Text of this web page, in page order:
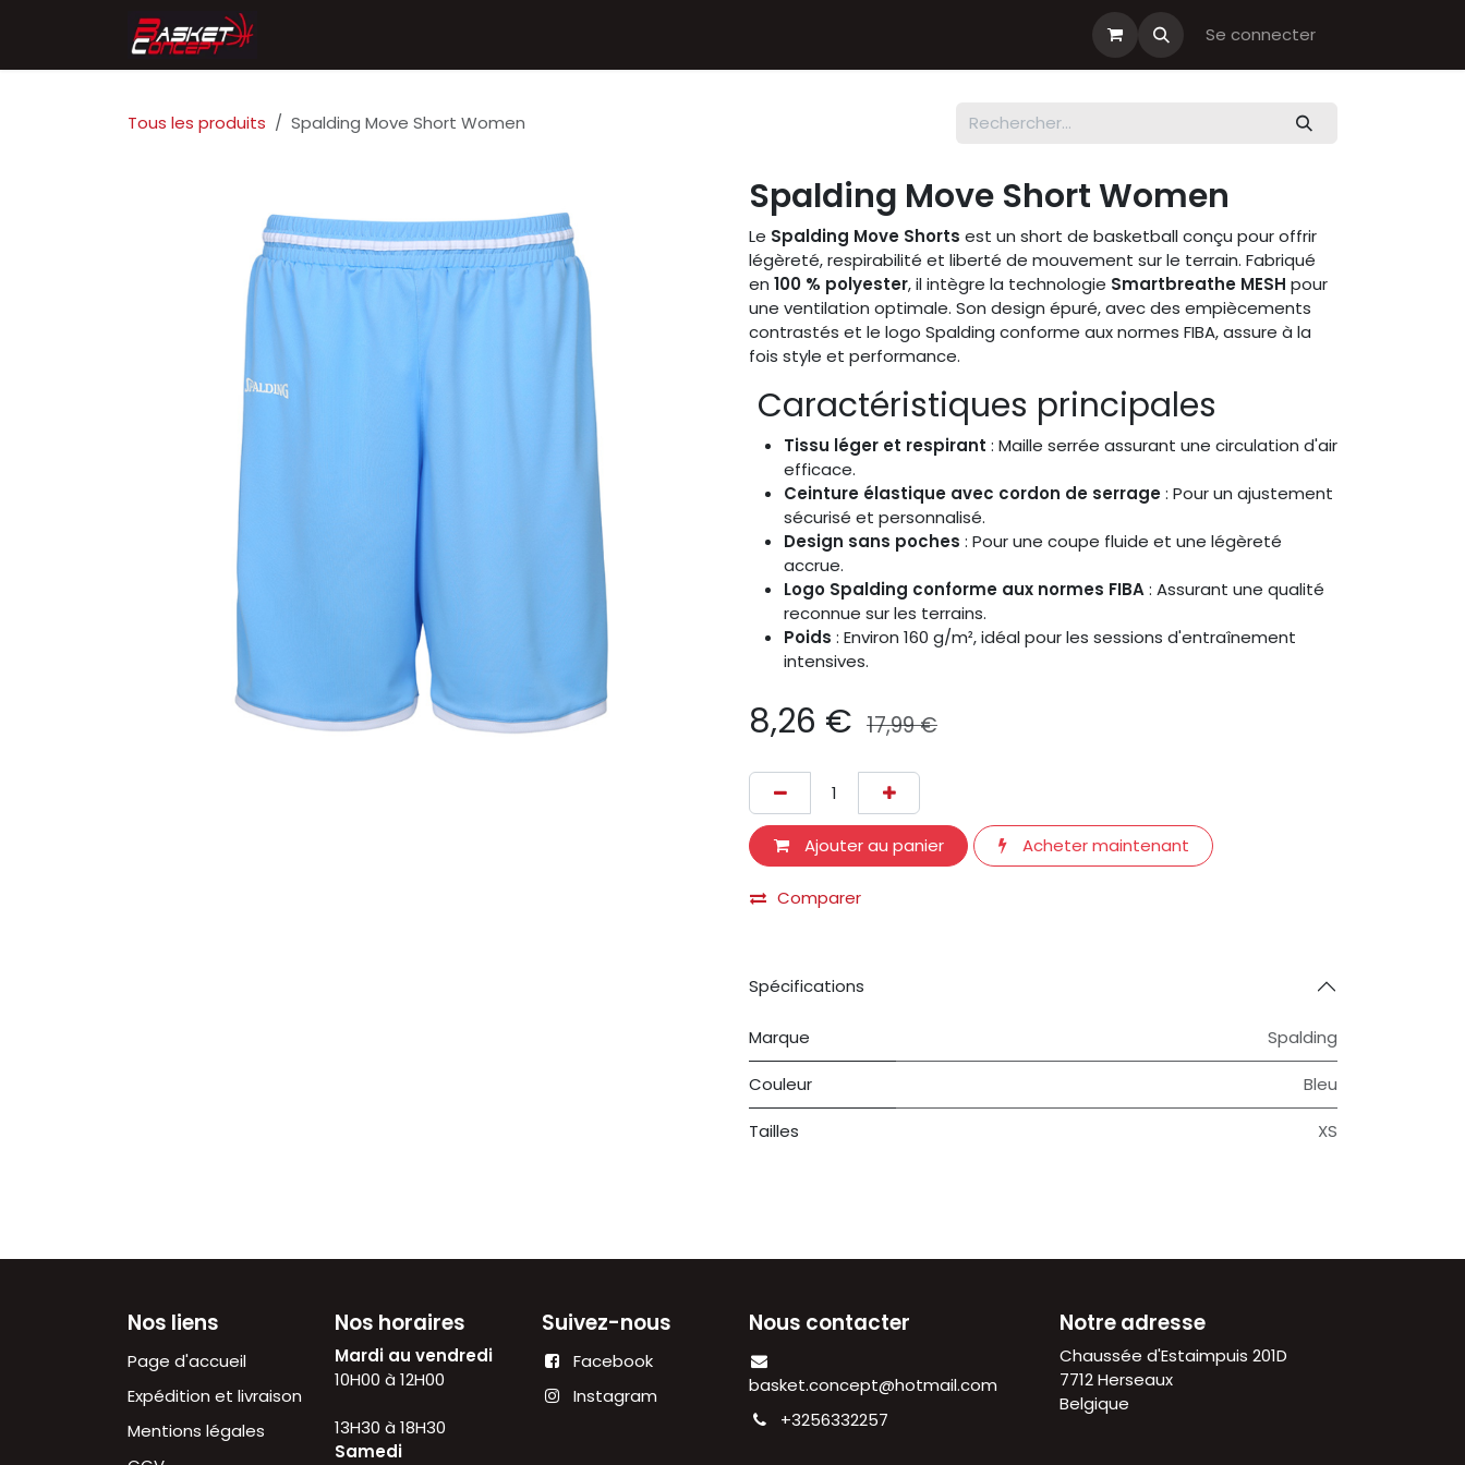
Boutiques Club Se connecter
Tous les produits Spalding Move Short Women
Spalding Move Short Women
Le Spalding Move Shorts est un short de basketball conçu pour offrir
légèreté, respirabilité et liberté de mouvement sur le terrain. Fabriqué
en 100 % polyester, il intègre la technologie Smartbreathe MESH pour
une ventilation optimale. Son design épuré, avec des empiècements
contrastés et le logo Spalding conforme aux normes FIBA, assure à la
fois style et performance.
Caractéristiques principales
Tissu léger et respirant : Maille serrée assurant une circulation d'air
efficace.
Ceinture élastique avec cordon de serrage: Pour un ajustement
sécurisé et personnalisé.
Design sans poches : Pour une coupe fluide et une légèreté
accrue.
Logo Spalding conforme aux normes FIBA: Assurant une qualité
reconnue sur les terrains.
Poids : Environ 160 g/m², idéal pour les sessions d'entraînement
intensives.
8,26 € 17,99€
Ajouter au panier Acheter maintenant
Comparer
Spécifications
Marque Spalding
Couleur Bleu
Tailles XS
Nos liens
Page d'accueil
Expédition et livraison
Mentions légales
Nos horaires
Mardi au vendredi
10H00 à 12H00
13H30 à 18H30
Samedi
Suivez-nous
Facebook
Instagram
Nous contacter
basket.concept@hotmail.com
+3256332257
Notre adresse
Chaussée d'Estaimpuis 201D
7712 Herseaux
Belgique